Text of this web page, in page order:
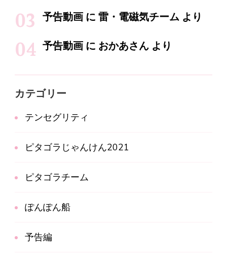
予告動画 に 雷・電磁気チーム より
予告動画 に おかあさん より
カテゴリー
テンセグリティ
ピタゴラじゃんけん2021
ピタゴラチーム
ぽんぽん船
予告編